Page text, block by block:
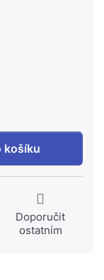
šroub #RG
košíku
Doporučit
ostatním